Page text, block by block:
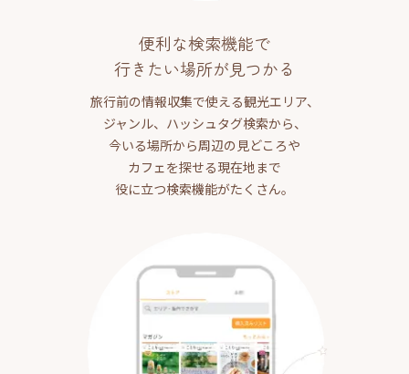
便利な検索機能で
行きたい場所が見つかる
旅行前の情報収集で使える観光エリア、
ジャンル、ハッシュタグ検索から、
今いる場所から周辺の見どころや
カフェを探せる現在地まで
役に立つ検索機能がたくさん。